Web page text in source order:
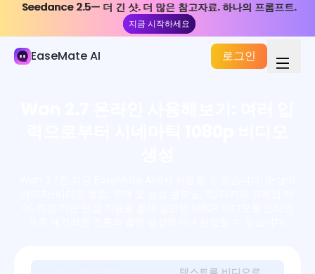
Seedance 2.5— 더 긴 샷. 더 많은 참고자료. 하나의 프롬프트.
지금 시작하세요
Seedance 2.5— 더 긴 샷. 더 많은 참고자료. 하나의 프롬프트.
지금 시작하세요
EaseMate AI 로그인
AI 비디오 생성기